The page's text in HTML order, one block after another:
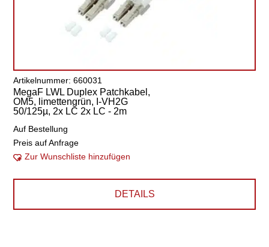
Artikelnummer: 660031
MegaF LWL Duplex Patchkabel,
OM5, limettengrün, I-VH2G
50/125µ, 2x LC 2x LC - 2m
Auf Bestellung
Preis auf Anfrage
Zur Wunschliste hinzufügen
DETAILS